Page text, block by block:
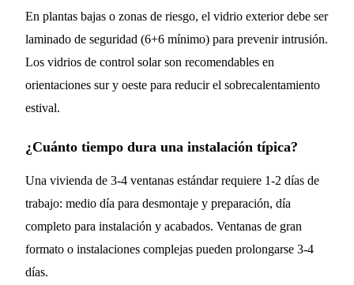
En plantas bajas o zonas de riesgo, el vidrio exterior debe ser
laminado de seguridad (6+6 mínimo) para prevenir intrusión.
Los vidrios de control solar son recomendables en
orientaciones sur y oeste para reducir el sobrecalentamiento
estival.
¿Cuánto tiempo dura una instalación típica?
Una vivienda de 3-4 ventanas estándar requiere 1-2 días de
trabajo: medio día para desmontaje y preparación, día
completo para instalación y acabados. Ventanas de gran
formato o instalaciones complejas pueden prolongarse 3-4
días.